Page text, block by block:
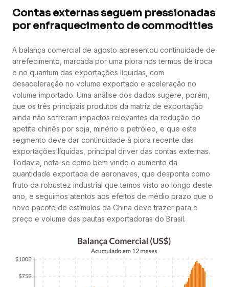
Contas externas seguem pressionadas
por enfraquecimento de commodities
A balança comercial de agosto apresentou continuidade de
arrefecimento, marcada por uma piora nos termos de troca
e no quantum das exportações líquidas, com
desaceleração no volume exportado e aceleração no
volume importado. Uma análise dos dados sugere, porém,
que os três principais produtos da matriz de exportação
ainda não sofreram impactos relevantes da redução do
apetite chinês por soja, minério e petróleo, e que este
segmento deve dar continuidade à piora recente das
exportações líquidas, principal driver das contas externas.
Todavia, nota-se como bem vindo o aumento da
quantidade exportada de aeronaves, que desponta como
fruto da robustez industrial que temos visto ao longo deste
ano, e seguimos atentos aos efeitos de médio prazo que o
novo pacote de estímulos da China deve trazer para o
preço e volume das pautas exportadoras do Brasil.